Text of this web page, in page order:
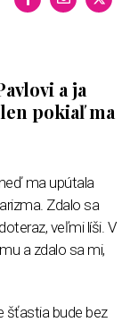
a ja
pokiaľ ma
ma upútala
Zdalo sa
veľmi líši. V
a zdalo sa mi,
šťastia bude bez